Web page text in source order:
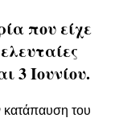
που είχε
3 Ιουνίου.
κατάπαυση του